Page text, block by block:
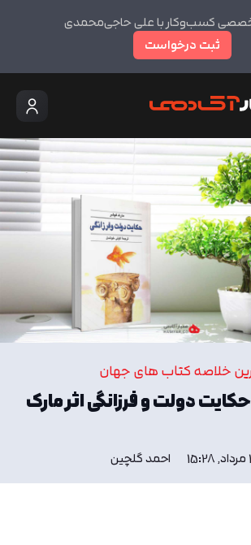
کسب‌وکار با علی حاجی‌محمدی
ثبت درخواست
خلاصه کتاب های جهان
دولت و فرزانگی اثر مارک
احمد گلچین